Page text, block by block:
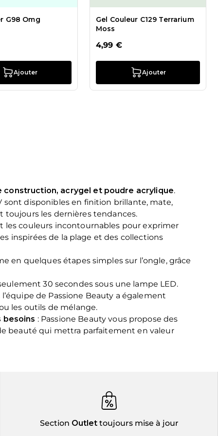
G98 Omg
Ajouter
Gel Couleur C129 Terrarium
Moss
4,99 €
Ajouter
construction, acrygel et poudre acrylique.
sont disponibles en finition brillante, mate,
toujours les dernières tendances.
les couleurs incontournables pour exprimer
inspirées de la plage et des collections
en quelques étapes simples sur l’ongle, grâce
30 secondes sous une lampe LED.
de Passione Beauty a également
les outils de mélange.
besoins : Passione Beauty vous propose des
beauté qui mettra parfaitement en valeur
Section Outlettoujours mise à jour